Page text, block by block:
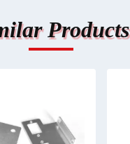
Products